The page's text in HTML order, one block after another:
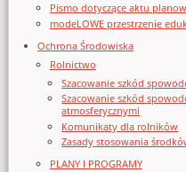
Pismo dotyczące aktu
modeLOWE przestrzenie
Ochrona Środowiska
Rolnictwo
Szacowanie szkód
Szacowanie szkód
atmosferycznymi
Komunikaty dla rolników
Zasady stosowania
PLANY I PROGRAMY